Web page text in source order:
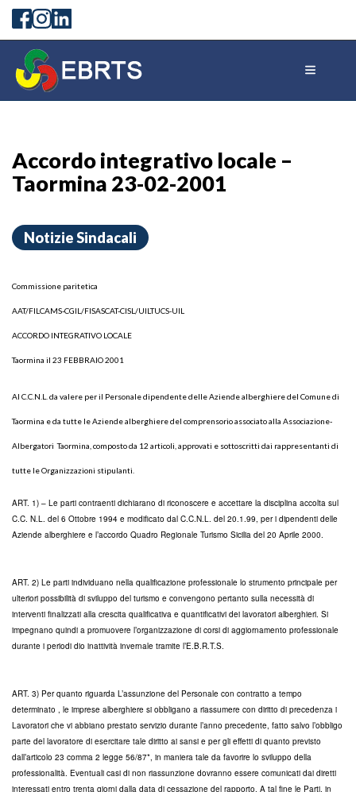
Accordo integrativo locale –
Taormina 23-02-2001
Notizie Sindacali
Commissione paritetica
AAT/FILCAMS-CGIL/FISASCAT-CISL/UILTUCS-UIL
ACCORDO INTEGRATIVO LOCALE
Taormina il 23 FEBBRAIO 2001
Al C.C.N.L. da valere per il Personale dipendente delle Aziende alberghiere del Comune di
Taormina e da tutte le Aziende alberghiere del comprensorio associato alla Associazione-
Albergatori Taormina, composto da 12 articoli, approvati e sottoscritti dai rappresentanti di
tutte le Organizzazioni stipulanti.
ART. 1) – Le parti contraenti dichiarano di riconoscere e accettare la disciplina accolta sul
C.C. N.L. del 6 Ottobre 1994 e modificato dal C.C.N.L. del 20.1.99, per i dipendenti delle
Aziende alberghiere e l’accordo Quadro Regionale Turismo Sicilia del 20 Aprile 2000.
ART. 2) Le parti individuano nella qualificazione professionale lo strumento principale per
ulteriori possibilità di sviluppo del turismo e convengono pertanto sulla necessità di
interventi finalizzati alla crescita qualificativa e quantificativi dei lavoratori alberghieri. Si
impegnano quindi a promuovere l’organizzazione di corsi di aggiornamento professionale
durante i periodi dio inattività invernale tramite l’E.B.R.T.S.
ART. 3) Per quanto riguarda L’assunzione del Personale con contratto a tempo
determinato , le imprese alberghiere si obbligano a riassumere con diritto di precedenza i
Lavoratori che vi abbiano prestato servizio durante l’anno precedente, fatto salvo l’obbligo
parte del lavoratore di esercitare tale diritto ai sansi e per gli effetti di quanto previsto
dall’articolo 23 comma 2 legge 56/87*, in maniera tale da favorire lo sviluppo della
professionalità. Eventuali casi di non riassunzione dovranno essere comunicati dai diretti
interessati entro trenta giorni dalla data di cessazione del rapporto. A tal fine le Parti, in